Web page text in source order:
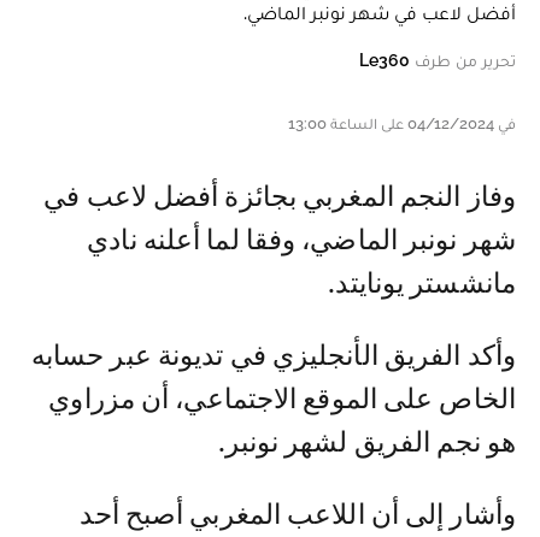
أفضل لاعب في شهر نونبر الماضي.
تحرير من طرف Le360
في 04/12/2024 على الساعة 13:00
وفاز النجم المغربي بجائزة أفضل لاعب في
شهر نونبر الماضي، وفقا لما أعلنه نادي
مانشستر يونايتد.
وأكد الفريق الأنجليزي في تديونة عبر حسابه
الخاص على الموقع الاجتماعي، أن مزراوي
هو نجم الفريق لشهر نونبر.
وأشار إلى أن اللاعب المغربي أصبح أحد